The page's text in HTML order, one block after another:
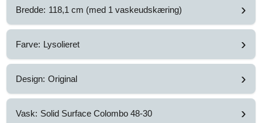
Bredde: 118,1 cm (med 1 vaskeudskæring) ›
Farve: Lysolieret ›
Design: Original ›
Vask: Solid Surface Colombo 48-30 ›